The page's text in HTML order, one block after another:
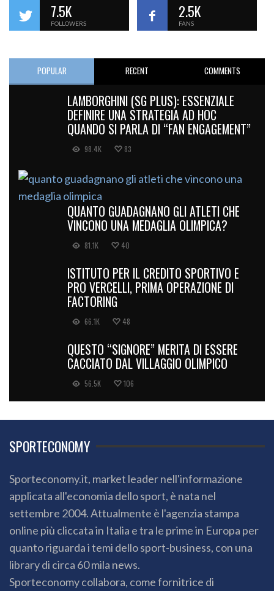
7.5K
FOLLOWERS
2.5K
FANS
POPULAR RECENT COMMENTS
LAMBORGHINI (SG PLUS): ESSENZIALE
DEFINIRE UNA STRATEGIA AD HOC
QUANDO SI PARLA DI “FAN ENGAGEMENT”
98.4K 83
QUANTO GUADAGNANO GLI ATLETI CHE
VINCONO UNA MEDAGLIA OLIMPICA?
81.1K 40
ISTITUTO PER IL CREDITO SPORTIVO E
PRO VERCELLI, PRIMA OPERAZIONE DI
FACTORING
66.1K 48
QUESTO “SIGNORE” MERITA DI ESSERE
CACCIATO DAL VILLAGGIO OLIMPICO
56.5K 106
SPORTECONOMY
Sporteconomy.it, market leader nell'informazione
applicata all'economia dello sport, è nata nel
settembre 2004. Attualmente è l'agenzia stampa
online più cliccata in Italia e tra le prime in Europa per
quanto riguarda i temi dello sport-business, con una
library di circa 60 mila news.
Sporteconomy collabora, come fornitrice di